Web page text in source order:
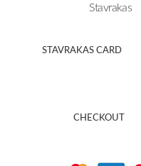
Stavrakas
STAVRAKAS CARD
CHECKOUT